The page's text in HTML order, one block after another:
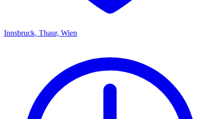
Innsbruck, Thaur, Wien